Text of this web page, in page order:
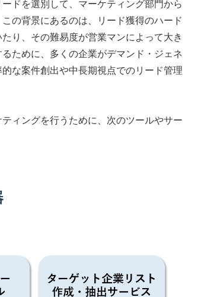
ドを選別して、マーケティング部門から
の背景にあるのは、リード獲得のハード
り、その難易度が営業マンによって大き
ために、多くの企業がデマンド・ジェネ
な案件創出や中長期視点でのリード管理
ィングを行うために、次のツールやサー